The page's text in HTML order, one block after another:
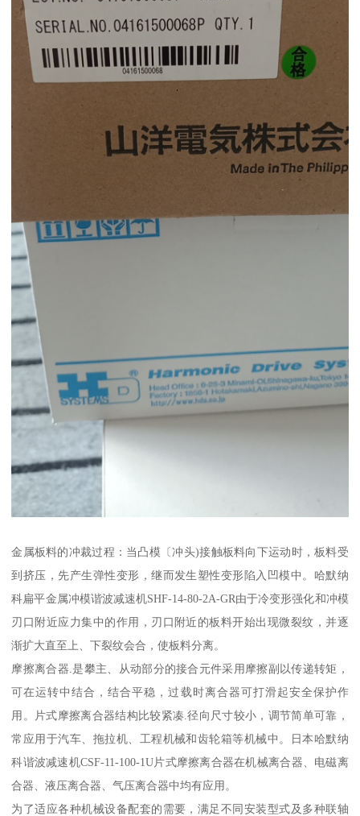
金属板料的冲裁过程：当凸模〔冲头)接触板料向下运动时，板料受
到挤压，先产生弹性变形，继而发生塑性变形陷入凹模中。哈默纳
科扁平金属冲模谐波减速机SHF-14-80-2A-GR由于冷变形强化和冲模
刃口附近应力集中的作用，刃口附近的板料开始出现微裂纹，并逐
渐扩大直至上、下裂纹会合，使板料分离。
摩擦离合器.是攀主、从动部分的接合元件采用摩擦副以传递转矩，
可在运转中结合，结合平稳，过载时离合器可打滑起安全保护作
用。片式摩擦离合器结构比较紧凑.径向尺寸较小，调节简单可靠，
常应用于汽车、拖拉机、工程机械和齿轮箱等机械中。日本哈默纳
科谐波减速机CSF-11-100-1U片式摩擦离合器在机械离合器、电磁离
合器、液压离合器、气压离合器中均有应用。
为了适应各种机械设备配套的需要，满足不同安装型式及多种联轴